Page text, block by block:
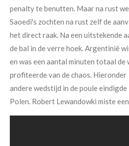
penalty te benutten. Maar na rust
Saoedi's zochten na rust zelf de
het directraak. Na een uitstekende
de bal in de verre hoek. Argentinië
en was een aantal minuten totaal de
profiteerde van dechaos.
andere wedstijd in de poule
Polen. Robert Lewandowki miste